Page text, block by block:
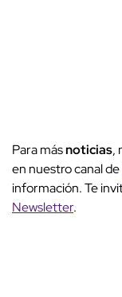
Para másnoticias,
en nuestro canal de
información. Te
Newsletter.